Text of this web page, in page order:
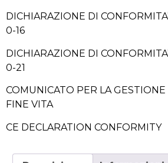
DICHIARAZIONE DI
0-16
DICHIARAZIONE DI
0-21
COMUNICATO PER LA
FINE VITA
CE DECLARATION CONFORMITY